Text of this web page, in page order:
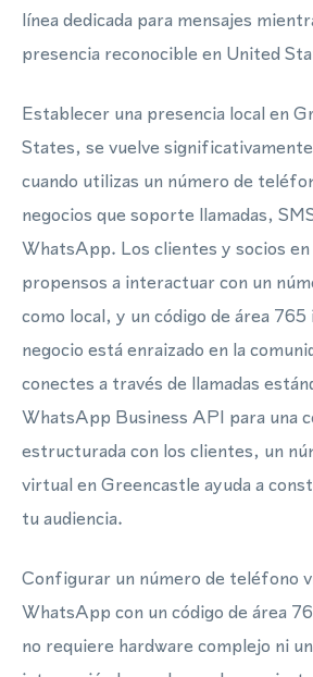
línea dedicada para mensajes
presencia reconocible en United
Establecer una presencia local en
States, se vuelve
cuando utilizas un número de
negocios que soporte llamadas,
WhatsApp. Los clientes y socios en
propensos a interactuar con un
como local, y un código de área 765
negocio está enraizado en la
conectes a través de llamadas
WhatsApp Business API para una
estructurada con los clientes, un
virtual en Greencastle ayuda a
tu audiencia.
Configurar un número de teléfono
WhatsApp con un código de área
no requiere hardware complejo ni